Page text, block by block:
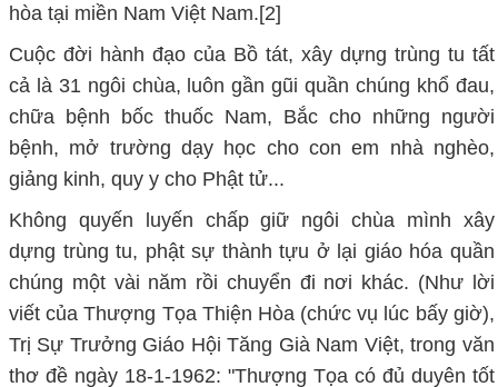
hòa tại miền Nam Việt Nam.[2]
Cuộc đời hành đạo của Bồ tát, xây dựng trùng tu tất
cả là 31 ngôi chùa, luôn gần gũi quần chúng khổ đau,
chữa bệnh bốc thuốc Nam, Bắc cho những người
bệnh, mở trường dạy học cho con em nhà nghèo,
giảng kinh, quy y cho Phật tử...
Không quyến luyến chấp giữ ngôi chùa mình xây
dựng trùng tu, phật sự thành tựu ở lại giáo hóa quần
chúng một vài năm rồi chuyển đi nơi khác. (Như lời
viết của Thượng Tọa Thiện Hòa (chức vụ lúc bấy giờ),
Trị Sự Trưởng Giáo Hội Tăng Già Nam Việt, trong văn
thơ đề ngày 18-1-1962: "Thượng Tọa có đủ duyên tốt